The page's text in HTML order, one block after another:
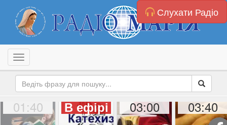
Слухати Радіо
Toggle navigation
01:40 В ефірі 03:00 03:40